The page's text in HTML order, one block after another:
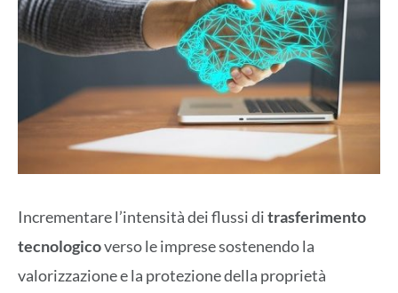
Incrementare l’intensità dei flussi ditrasferimento
tecnologicoverso le imprese sostenendo la
valorizzazione e la protezione della proprietà